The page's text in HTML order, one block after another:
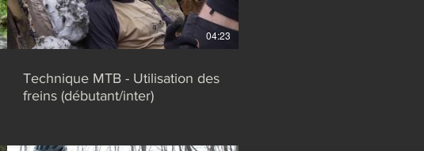
04:23
Technique MTB - Utilisation des
freins (débutant/inter)